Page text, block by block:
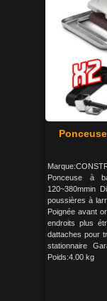
Ponceuse à
120~380mmin
poussières à
Poignée avant
endroits plus
dattaches pour
stationnaire
Poids:4.00 kg